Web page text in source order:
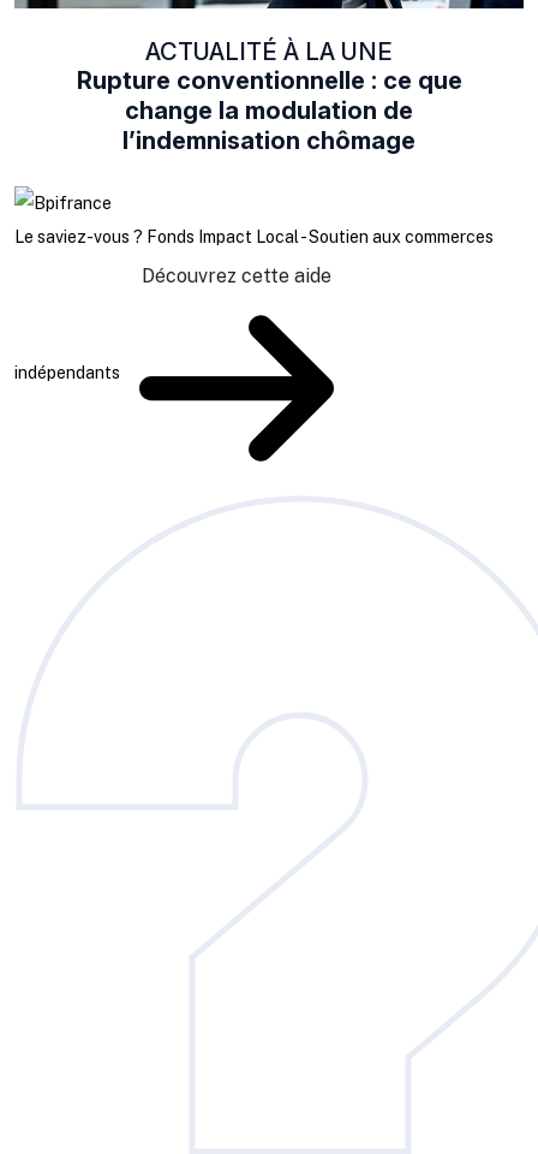
ACTUALITÉ À LA UNE
Rupture conventionnelle : ce que
change la modulation de
l’indemnisation chômage
Le saviez-vous ? Fonds Impact Local - Soutien aux commerces
indépendants
Découvrez cette aide